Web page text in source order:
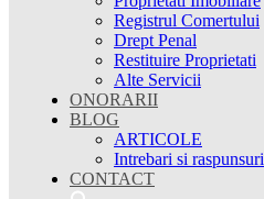
Registrul Comertului
Drept Penal
Restituire Proprietati
Alte Servicii
ONORARII
BLOG
ARTICOLE
Intrebari si raspunsuri
CONTACT